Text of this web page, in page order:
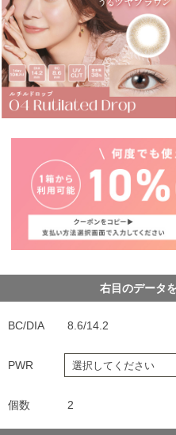
右目のデータ
BC/DIA 8.6/14.2
PWR
個数 2